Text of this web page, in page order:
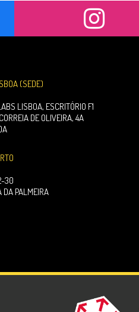
(SEDE)
LISBOA, ESCRITÓRIO F1
DE OLIVEIRA, 4A
30
PALMEIRA